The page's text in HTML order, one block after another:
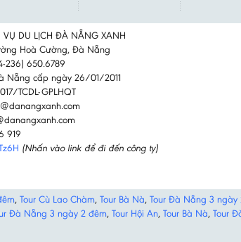
DU LỊCH ĐÀ NẴNG XANH
Hoà Cường, Đà Nẵng
236) 650.6789
Nẵng cấp ngày 26/01/2011
TCDL-GPLHQT
919
(Nhấn vào link để đi đến công ty)
, Tour Cù Lao Chàm, Tour Bà Nà, Tour Đà Nẵng 3 ngày
Đà Nẵng 3 ngày 2 đêm, Tour Hội An, Tour Bà Nà, Tour